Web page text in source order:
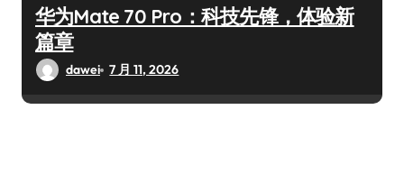
华为Mate 70 Pro：科技先锋，体验新
篇章
dawei 7 月 11, 2026